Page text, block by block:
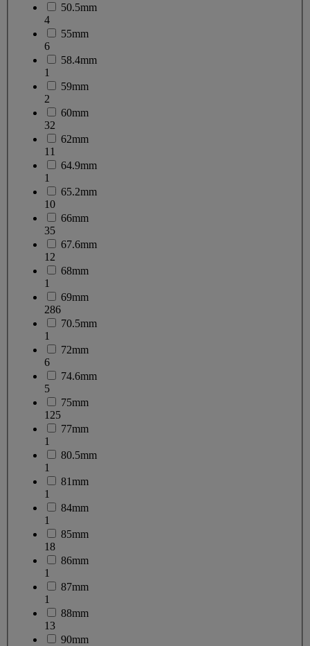
50.5mm
4
55mm
6
58.4mm
1
59mm
2
60mm
32
62mm
11
64.9mm
1
65.2mm
10
66mm
35
67.6mm
12
68mm
1
69mm
286
70.5mm
1
72mm
6
74.6mm
5
75mm
125
77mm
1
80.5mm
1
81mm
1
84mm
1
85mm
18
86mm
1
87mm
1
88mm
13
90mm